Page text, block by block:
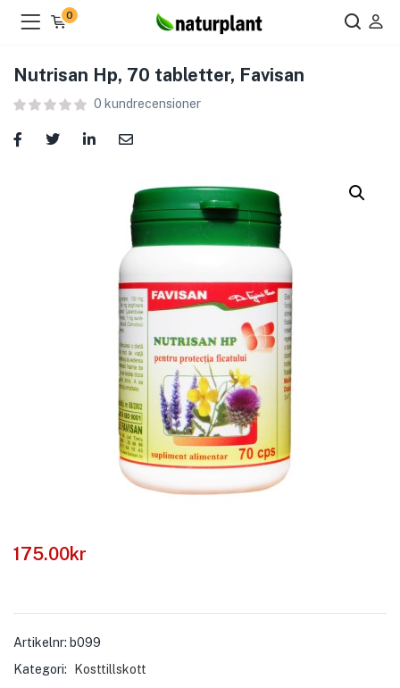
)
0
Nutrisan Hp, 70 tabletter, Favisan
0 kundrecensioner
175.00kr
Artikelnr: b099
Kategori:
Kosttillskott